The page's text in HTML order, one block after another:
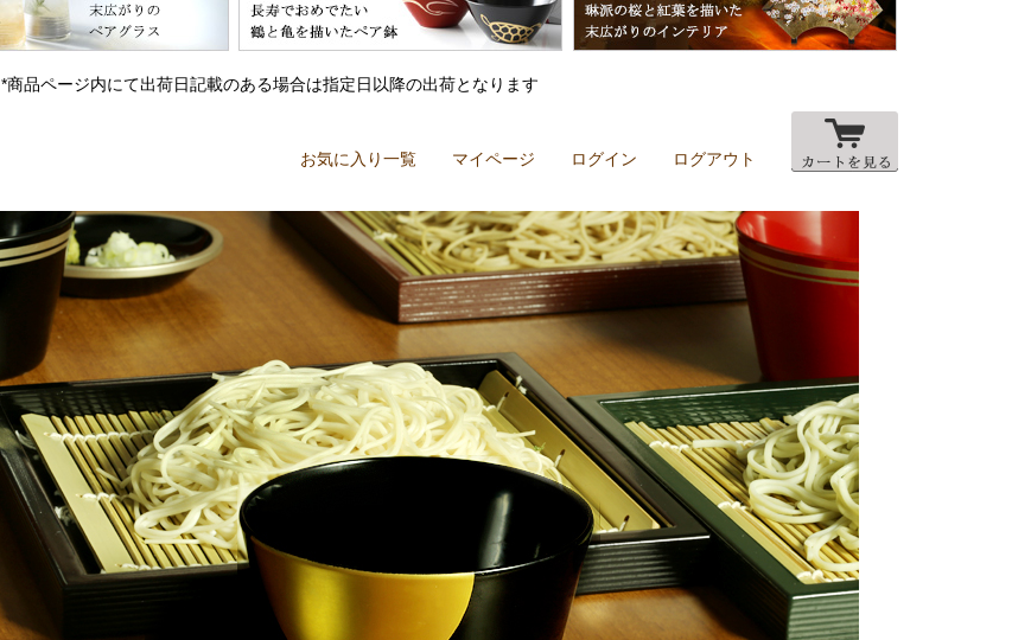
*商品ページ内にて出荷日記載のある場合は指定日以降の出荷となります
お気に入り一覧 マイページ ログイン ログアウト